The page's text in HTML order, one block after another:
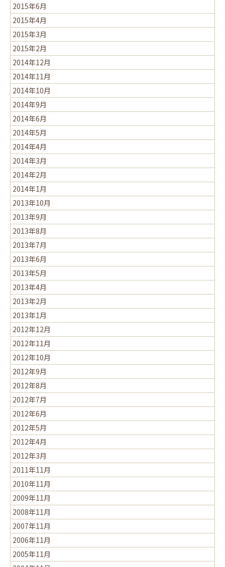
2015年6月
2015年4月
2015年3月
2015年2月
2014年12月
2014年11月
2014年10月
2014年9月
2014年6月
2014年5月
2014年4月
2014年3月
2014年2月
2014年1月
2013年10月
2013年9月
2013年8月
2013年7月
2013年6月
2013年5月
2013年4月
2013年2月
2013年1月
2012年12月
2012年11月
2012年10月
2012年9月
2012年8月
2012年7月
2012年6月
2012年5月
2012年4月
2012年3月
2011年11月
2010年11月
2009年11月
2008年11月
2007年11月
2006年11月
2005年11月